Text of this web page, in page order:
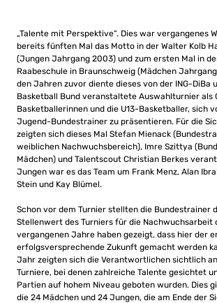
„Talente mit Perspektive“. Dies war vergangenes
bereits fünften Mal das Motto in der Walter Kolb
(Jungen Jahrgang 2003) und zum ersten Mal in
Raabeschule in Braunschweig (Mädchen
den Jahren zuvor diente dieses von der ING-DiBa
Basketball Bund veranstaltete Auswahlturnier als
Basketballerinnen und die U13-Basketballer, sich
Jugend-Bundestrainer zu präsentieren. Für die
zeigten sich dieses Mal Stefan Mienack
weiblichen Nachwuchsbereich), Imre Szittya
Mädchen) und Talentscout Christian Berkes
Jungen war es das Team um Frank Menz, Alan
Stein und Kay Blümel.
Schon vor dem Turnier stellten die Bundestrainer
Stellenwert des Turniers für die Nachwuchsarbeit
vergangenen Jahre haben gezeigt, dass hier der
erfolgsversprechende Zukunft gemacht werden
Jahr zeigten sich die Verantwortlichen sichtlich
Turniere, bei denen zahlreiche Talente gesichtet
Partien auf hohem Niveau geboten wurden. Dies
die 24 Mädchen und 24 Jungen, die am Ende der